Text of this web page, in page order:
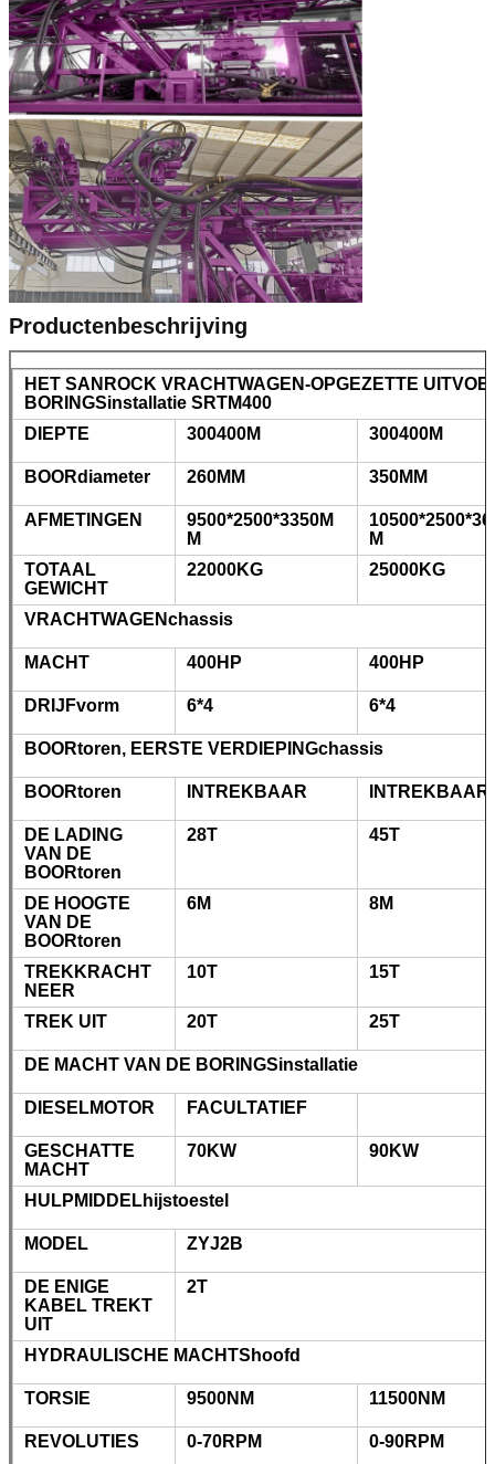
Productenbeschrijving
HET SANROCK VRACHTWAGEN-OPGEZETTE
BORINGSinstallatie SRTM400
DIEPTE
300400M 300400M
BOORdiameter 260MM 350MM
AFMETINGEN
9500*2500*3350M
M
M
TOTAAL
GEWICHT
22000KG 25000KG
VRACHTWAGENchassis
MACHT 400HP 400HP
DRIJFvorm 6*4 6*4
BOORtoren, EERSTE VERDIEPINGchassis
BOORtoren INTREKBAAR INTREKBAAR
DE LADING
VAN DE
BOORtoren
28T 45T
DE HOOGTE
VAN DE
BOORtoren
6M 8M
TREKKRACHT
NEER
10T 15T
TREK UIT 20T 25T
DE MACHT VAN DE BORINGSinstallatie
DIESELMOTOR FACULTATIEF
GESCHATTE
MACHT
70KW 90KW
HULPMIDDELhijstoestel
MODEL ZYJ2B
DE ENIGE
KABEL TREKT
UIT
2T
HYDRAULISCHE MACHTShoofd
TORSIE 9500NM 11500NM
REVOLUTIES 0-70RPM 0-90RPM